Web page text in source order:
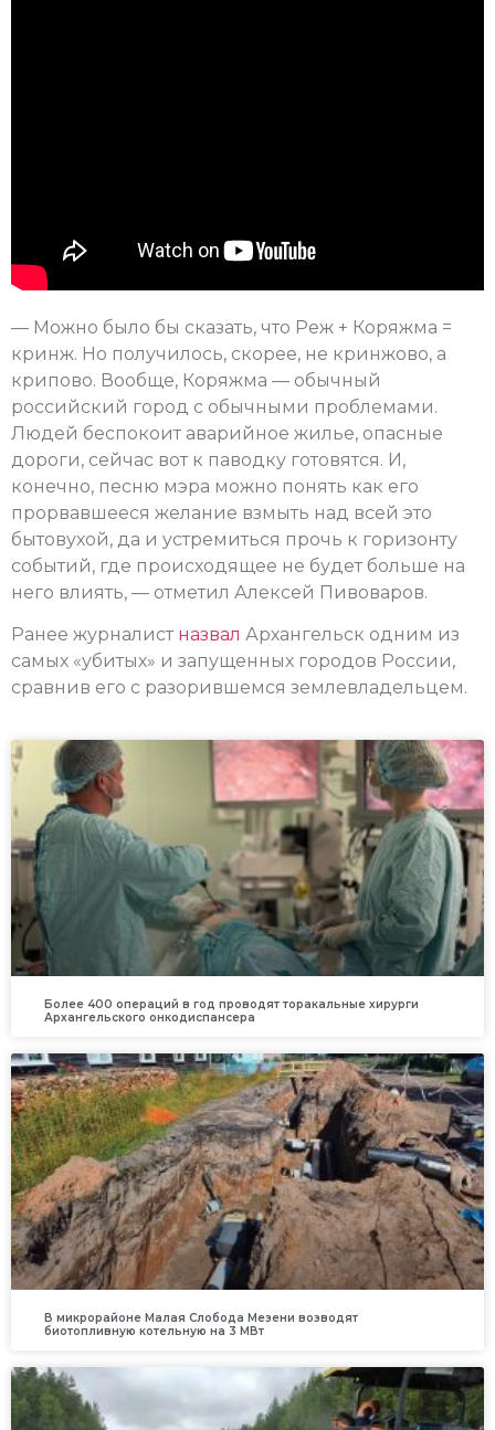
— Можно было бы сказать, что Реж + Коряжма =
кринж. Но получилось, скорее, не кринжово, а
крипово. Вообще, Коряжма — обычный
российский город с обычными проблемами.
Людей беспокоит аварийное жилье, опасные
дороги, сейчас вот к паводку готовятся. И,
конечно, песню мэра можно понять как его
прорвавшееся желание взмыть над всей это
бытовухой, да и устремиться прочь к горизонту
событий, где происходящее не будет больше на
него влиять, — отметил Алексей Пивоваров.
Ранее журналист назвал Архангельск одним из
самых «убитых» и запущенных городов России,
сравнив его с разорившемся землевладельцем.
Более 400 операций в год проводят торакальные хирурги
Архангельского онкодиспансера
В микрорайоне Малая Слобода Мезени возводят
биотопливную котельную на 3 МВт